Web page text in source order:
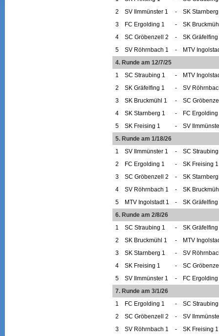
2
SV Ilmmünster 1 -
SK
3
FC Ergolding 1 -
SK
4
SC Gröbenzell 2 -
SK Gräfelfing
5
SV Röhrnbach 1 -
MTV
4. Runde am 12/7/25
1
SC Straubing 1 -
MTV
2
SK Gräfelfing 1 -
SV
3
SK Bruckmühl 1 -
SC
4
SK Starnberg 1 -
FC Ergolding
5
SK Freising 1 -
SV
5. Runde am 1/18/26
1
SV Ilmmünster 1 -
SC
2
FC Ergolding 1 -
SK Freising 1
3
SC Gröbenzell 2 -
SK
4
SV Röhrnbach 1 -
SK
5
MTV Ingolstadt 1 -
SK Gräfelfing
6. Runde am 2/8/26
1
SC Straubing 1 -
SK Gräfelfing
2
SK Bruckmühl 1 -
MTV
3
SK Starnberg 1 -
SV
4
SK Freising 1 -
SC
5
SV Ilmmünster 1 -
FC Ergolding
7. Runde am 3/1/26
1
FC Ergolding 1 -
SC
2
SC Gröbenzell 2 -
SV
3
SV Röhrnbach 1 -
SK Freising 1